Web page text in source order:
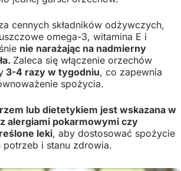
cennych składników odżywczych,
omega-3, witamina E i
nie narażając na nadmierny
Zaleca się włączenie orzechów
3-4 razy w tygodniu, co zapewnia
spożycia.
lub dietetykiem jest wskazana w
alergiami pokarmowymi czy
leki, aby dostosować spożycie
i stanu zdrowia.